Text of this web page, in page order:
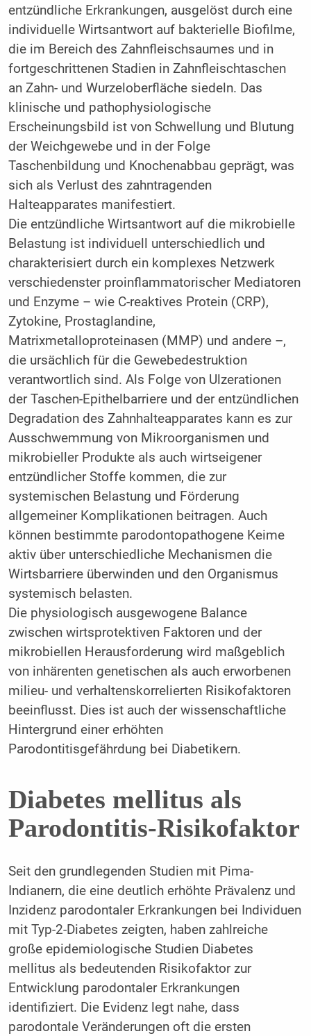
entzündliche Erkrankungen, ausgelöst durch eine
individuelle Wirtsantwort auf bakterielle Biofilme,
die im Bereich des Zahnfleischsaumes und in
fortgeschrittenen Stadien in Zahnfleischtaschen
an Zahn- und Wurzeloberfläche siedeln. Das
klinische und pathophysiologische
Erscheinungsbild ist von Schwellung und Blutung
der Weichgewebe und in der Folge
Taschenbildung und Knochenabbau geprägt, was
sich als Verlust des zahntragenden
Halteapparates manifestiert.
Die entzündliche Wirtsantwort auf die mikrobielle
Belastung ist individuell unterschiedlich und
charakterisiert durch ein komplexes Netzwerk
verschiedenster proinflammatorischer Mediatoren
und Enzyme – wie C-reaktives Protein (CRP),
Zytokine, Prostaglandine,
Matrixmetalloproteinasen (MMP) und andere –,
die ursächlich für die Gewebedestruktion
verantwortlich sind. Als Folge von Ulzerationen
der Taschen-Epithelbarriere und der entzündlichen
Degradation des Zahnhalteapparates kann es zur
Ausschwemmung von Mikroorganismen und
mikrobieller Produkte als auch wirtseigener
entzündlicher Stoffe kommen, die zur
systemischen Belastung und Förderung
allgemeiner Komplikationen beitragen. Auch
können bestimmte parodontopathogene Keime
aktiv über unterschiedliche Mechanismen die
Wirtsbarriere überwinden und den Organismus
systemisch belasten.
Die physiologisch ausgewogene Balance
zwischen wirtsprotektiven Faktoren und der
mikrobiellen Herausforderung wird maßgeblich
von inhärenten genetischen als auch erworbenen
milieu- und verhaltenskorrelierten Risikofaktoren
beeinflusst. Dies ist auch der wissenschaftliche
Hintergrund einer erhöhten
Parodontitisgefährdung bei Diabetikern.
Diabetes mellitus als
Parodontitis-Risikofaktor
Seit den grundlegenden Studien mit Pima-
Indianern, die eine deutlich erhöhte Prävalenz und
Inzidenz parodontaler Erkrankungen bei Individuen
mit Typ-2-Diabetes zeigten, haben zahlreiche
große epidemiologische Studien Diabetes
mellitus als bedeutenden Risikofaktor zur
Entwicklung parodontaler Erkrankungen
identifiziert. Die Evidenz legt nahe, dass
parodontale Veränderungen oft die ersten